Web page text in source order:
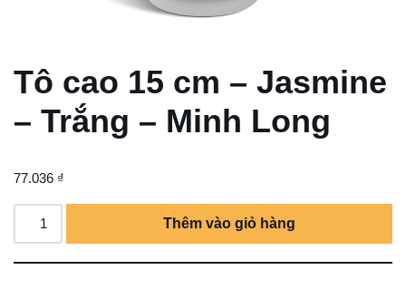
Tô cao 15 cm – Jasmine
– Trắng – Minh Long
77.036 ₫
Thêm vào giỏ hàng